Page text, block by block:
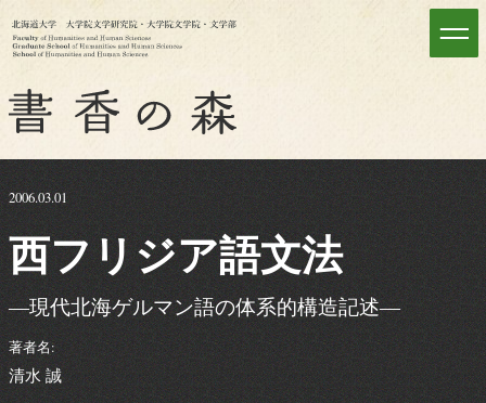
2006.03.01
西フリジア語文法
―現代北海ゲルマン語の体系的構造記述―
著者名:
清水 誠